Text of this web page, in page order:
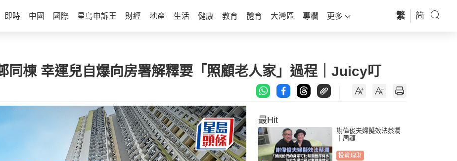
即時 中國 國際 星島申訴王 財經 地產 生活 健康 教育 體育 大灣區 專欄 更多 繁 简
同棟 幸運兒自爆向房署解釋要「照顧老人家」過程｜Juicy叮
最Hit
謝偉俊夫婦擬效法蔡瀾
｜周顯
投資理財